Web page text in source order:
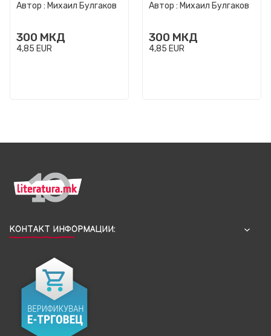
Автор : Михаил Булгаков
300 МКД
4,85 EUR
Автор : Михаил Булгаков
300 МКД
4,85 EUR
КОНТАКТ ИНФОРМАЦИИ: